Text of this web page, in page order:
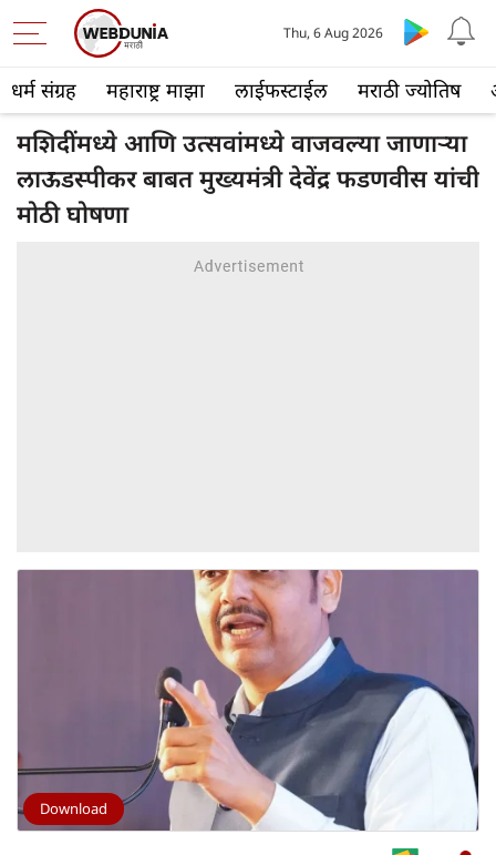
धर्म संग्रह महाराष्ट्र माझा लाईफस्टाईल मराठी ज्योतिष
Thu, 6 Aug 2026
मशिदींमध्ये आणि उत्सवांमध्ये वाजवल्या जाणाऱ्या
लाऊडस्पीकर बाबत मुख्यमंत्री देवेंद्र फडणवीस यांची
मोठी घोषणा
Download